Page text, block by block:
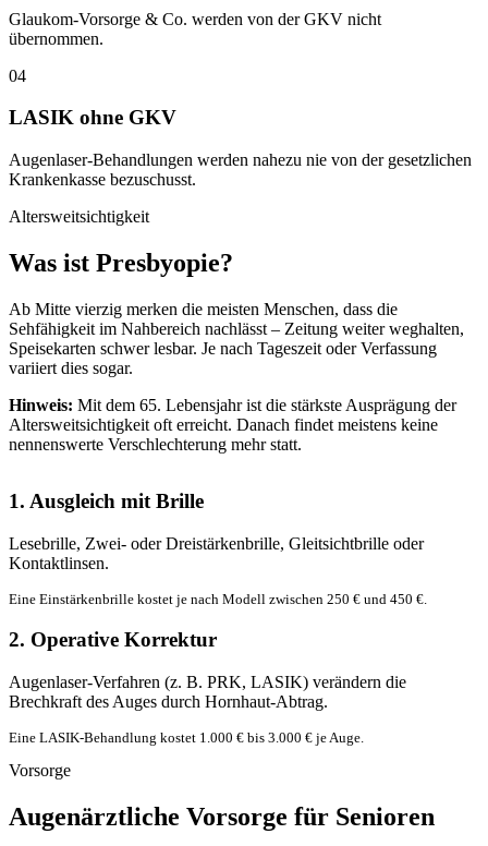
Glaukom-Vorsorge & Co. werden von der GKV nicht
übernommen.
04
LASIK ohne GKV
Augenlaser-Behandlungen werden nahezu nie von der gesetzlichen
Krankenkasse bezuschusst.
Altersweitsichtigkeit
Was ist Presbyopie?
Ab Mitte vierzig merken die meisten Menschen, dass die
Sehfähigkeit im Nahbereich nachlässt – Zeitung weiter weghalten,
Speisekarten schwer lesbar. Je nach Tageszeit oder Verfassung
variiert dies sogar.
Hinweis: Mit dem 65. Lebensjahr ist die stärkste Ausprägung der
Altersweitsichtigkeit oft erreicht. Danach findet meistens keine
nennenswerte Verschlechterung mehr statt.
1. Ausgleich mit Brille
Lesebrille, Zwei- oder Dreistärkenbrille, Gleitsichtbrille oder
Kontaktlinsen.
Eine Einstärkenbrille kostet je nach Modell zwischen 250 € und 450 €.
2. Operative Korrektur
Augenlaser-Verfahren (z. B. PRK, LASIK) verändern die
Brechkraft des Auges durch Hornhaut-Abtrag.
Eine LASIK-Behandlung kostet 1.000 € bis 3.000 € je Auge.
Vorsorge
Augenärztliche Vorsorge für Senioren